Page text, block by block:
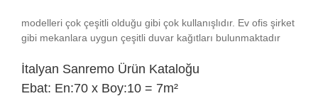
modelleri çok çeşitli olduğu gibi çok kullanışlıdır. Ev ofis şirket
gibi mekanlara uygun çeşitli duvar kağıtları bulunmaktadır
İtalyan Sanremo Ürün Kataloğu
Ebat: En:70 x Boy:10 = 7m²